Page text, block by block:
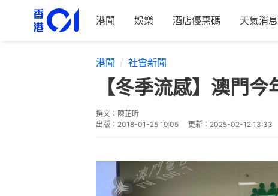
港聞 娛樂 酒店優惠碼 天氣消息
港聞 社會新聞
【冬季流感】澳門
撰文： 陳芷昕
出版： 2018-01-25 19:05 更新： 2025-02-12 13:33